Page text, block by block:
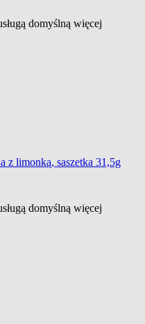
domyślną więcej
z limonką, saszetka 31,5g
domyślną więcej